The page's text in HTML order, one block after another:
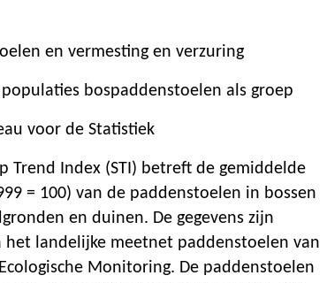
en vermesting en verzuring
bospaddenstoelen als groep
voor de Statistiek
Trend Index (STI) betreft de gemiddelde
= 100) van de paddenstoelen in bossen
en duinen. De gegevens zijn
het landelijke meetnet paddenstoelen van
Monitoring. De paddenstoelen